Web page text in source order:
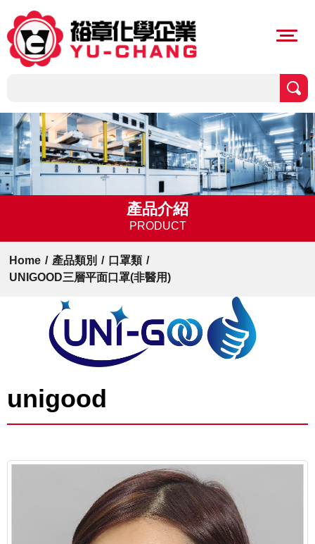
產品介紹
PRODUCT
Home / 產品類別 / 口罩類 /
UNIGOOD三層平面口罩(非醫用)
unigood